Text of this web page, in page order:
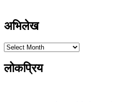
अभिलेख
लोकप्रिय